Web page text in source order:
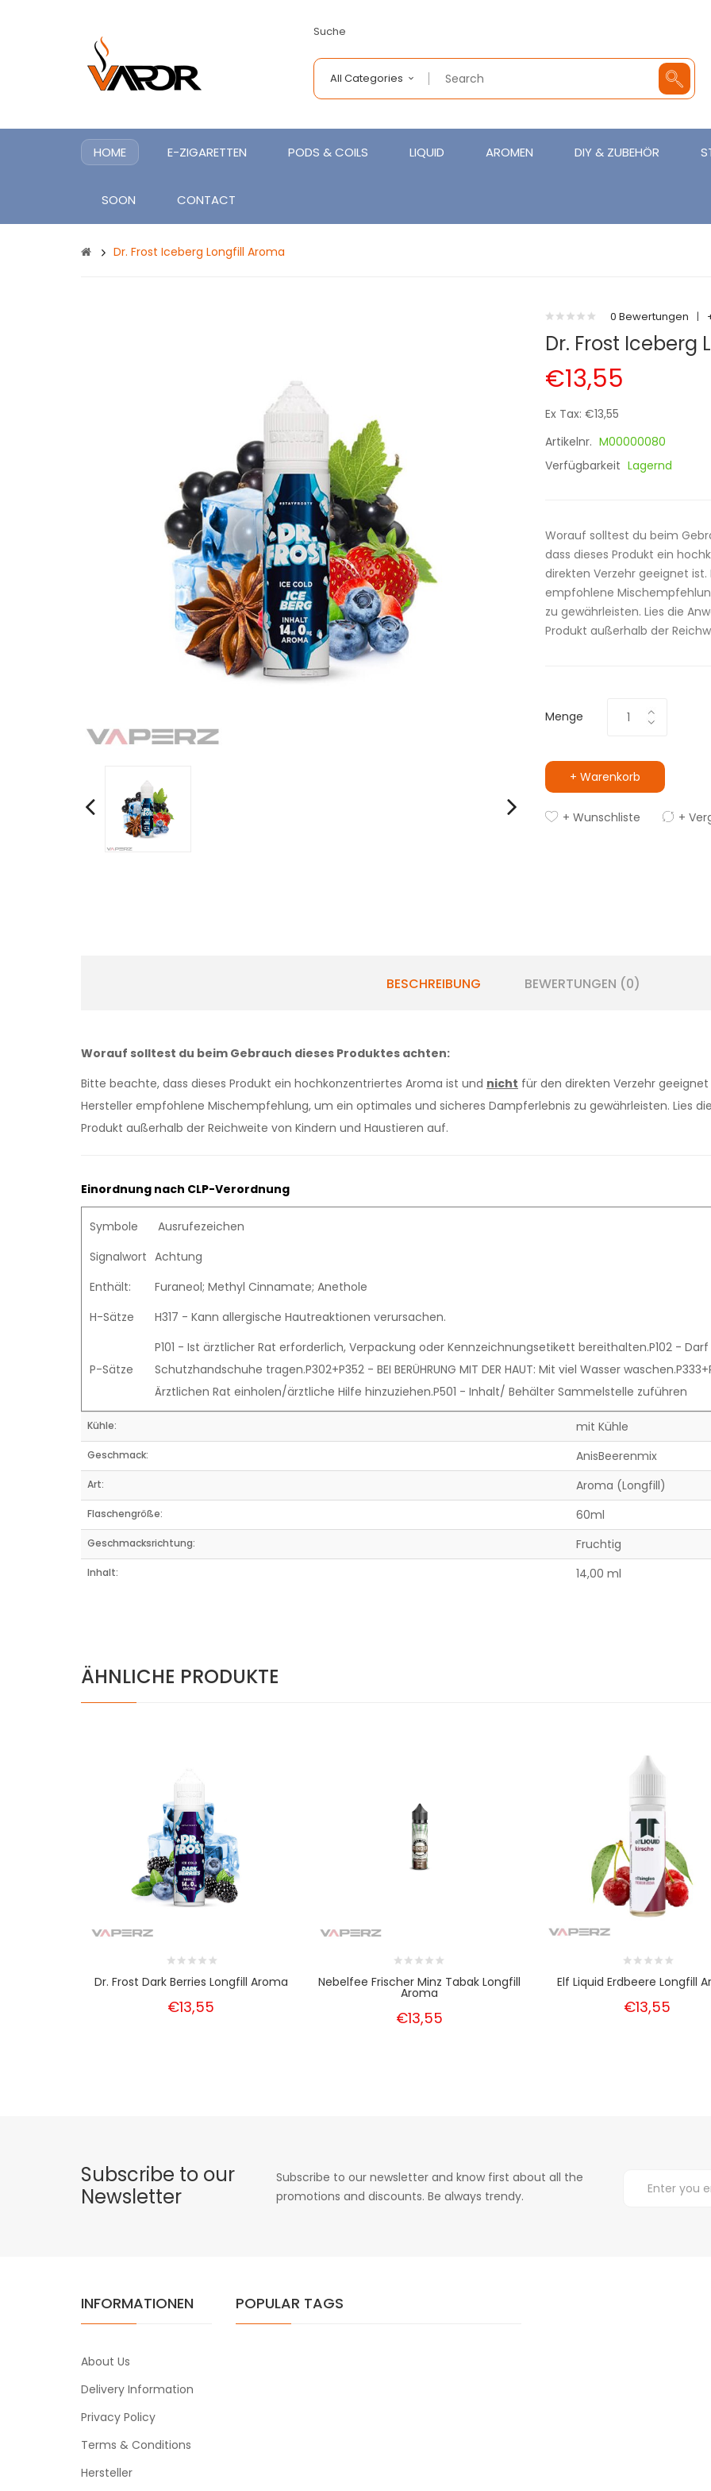
Suche
All Categories
HOME E-ZIGARETTEN PODS & COILS LIQUID AROMEN DIY & ZUBEHÖR
SOON CONTACT
Dr. Frost Iceberg Longfill Aroma
0 Bewertungen |
Dr. Frost Iceberg
€13,55
Ex Tax: €13,55
Artikelnr. M00000080
Verfügbarkeit Lagernd
Worauf solltest du beim
dass dieses Produkt ein
direkten Verzehr geeignet
empfohlene
zu gewährleisten. Lies die
Produkt außerhalb der
Menge
+ Warenkorb
+ Wunschliste +
BESCHREIBUNG BEWERTUNGEN (0)
Worauf solltest du beim Gebrauch dieses Produktes achten:
Bitte beachte, dass dieses Produkt ein hochkonzentriertes Aroma ist und nicht für den direkten Verzehr
Hersteller empfohlene Mischempfehlung, um ein optimales und sicheres Dampferlebnis zu gewährleisten. Lies
Produkt außerhalb der Reichweite von Kindern und Haustieren auf.
Einordnung nach CLP-Verordnung
Symbole
Ausrufezeichen
Signalwort Achtung
Enthält:
Furaneol; Methyl Cinnamate; Anethole
H-Sätze
H317 - Kann allergische Hautreaktionen verursachen.
P-Sätze
P101 - Ist ärztlicher Rat erforderlich, Verpackung oder Kennzeichnungsetikett bereithalten.P102 -
Schutzhandschuhe tragen.P302+P352 - BEI BERÜHRUNG MIT DER HAUT: Mit viel Wasser
Ärztlichen Rat einholen/ärztliche Hilfe hinzuziehen.P501 - Inhalt/ Behälter Sammelstelle zuführen
Kühle: mit Kühle
Geschmack: AnisBeerenmix
Art: Aroma (Longfill)
Flaschengröße: 60ml
Geschmacksrichtung: Fruchtig
Inhalt: 14,00 ml
ÄHNLICHE PRODUKTE
Dr. Frost Dark Berries Longfill Aroma
€13,55
Nebelfee Frischer Minz Tabak Longfill
Aroma
€13,55
Elf Liquid Erdbeere Longfill
€13,55
Subscribe to our
Newsletter
Subscribe to our newsletter and know first about all the
promotions and discounts. Be always trendy.
INFORMATIONEN
About Us
Delivery Information
Privacy Policy
Terms & Conditions
Hersteller
POPULAR TAGS